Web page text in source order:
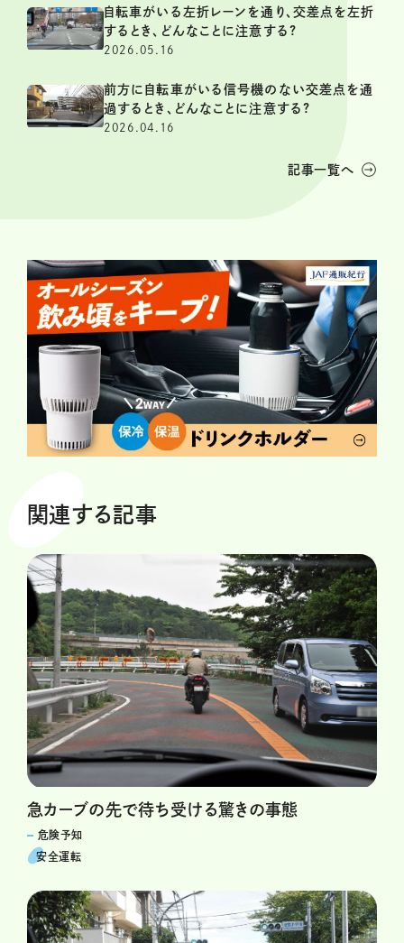
自転車がいる左折レーンを通り、交差点を左折
するとき、どんなことに注意する?
2026.05.16
前方に自転車がいる信号機のない交差点を通
過するとき、どんなことに注意する?
2026.04.16
記事一覧へ
関連する記事
急カーブの先で待ち受ける驚きの事態
危険予知
安全運転